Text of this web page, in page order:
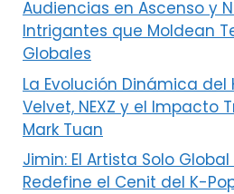
Audiencias en Ascenso y
Intrigantes que Moldean
Globales
La Evolución Dinámica del
Velvet, NEXZ y el Impacto
Mark Tuan
Jimin: El Artista Solo
Redefine el Cenit del K-